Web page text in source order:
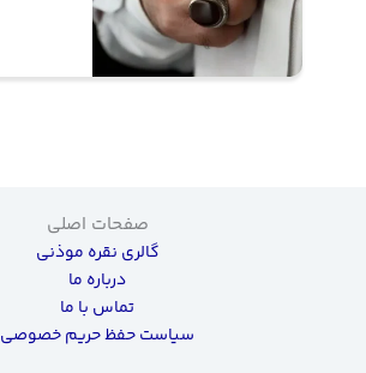
صفحات اصلی
گالری نقره موذنی
درباره ما
تماس با ما
سیاست حفظ حریم خصوصی